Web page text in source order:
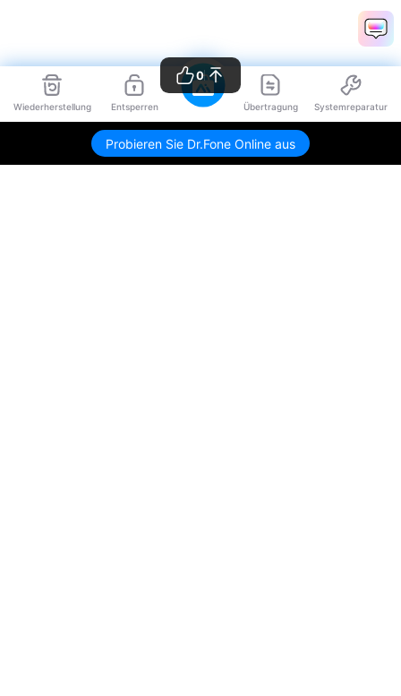
Wiederherstellung Entsperren Übertragung Systemreparatur
Probieren Sie Dr.Fone Online aus
0